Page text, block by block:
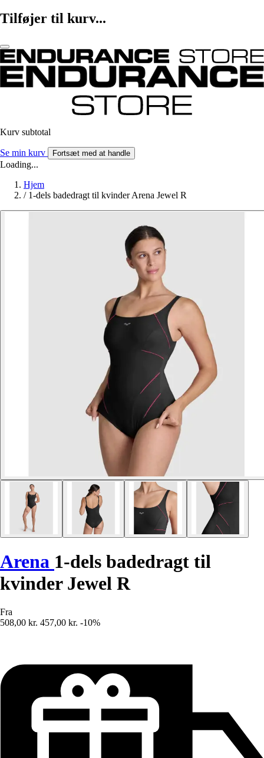
Tilføjer til kurv...
Kurv subtotal
Se min kurv Fortsæt med at handle
Loading...
Hjem
/ 1-dels badedragt til kvinder Arena Jewel R
Arena 1-dels badedragt til
kvinder Jewel R
Fra
508,00 kr. 457,00 kr. -10%